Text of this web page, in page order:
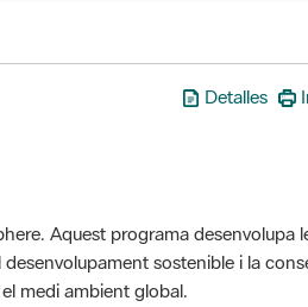
Detalles
Aquest programa desenvolupa
sostenible i la
medi ambient global.